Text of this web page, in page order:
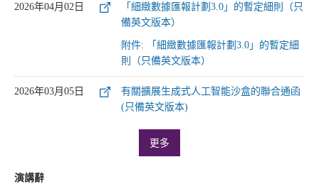
2026年04月02日
「細緻數據匯報計劃3.0」的暫定細則（只
備英文版本）
附件: 「細緻數據匯報計劃3.0」的暫定細
則（只備英文版本）
2026年03月05日
有關擴展生成式人工智能沙盒的聯合通函
(只備英文版本)
更多
演講辭